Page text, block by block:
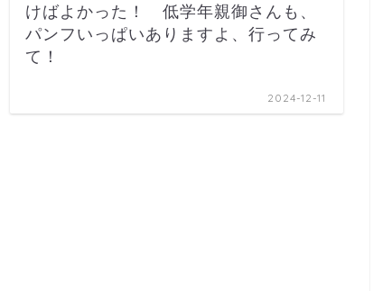
けばよかった！ 低学年親御さんも、
パンフいっぱいありますよ、行ってみ
て！
2024-12-11